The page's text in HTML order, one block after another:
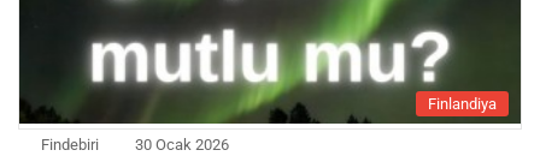
Finlandiya
Findebiri 30 Ocak 2026